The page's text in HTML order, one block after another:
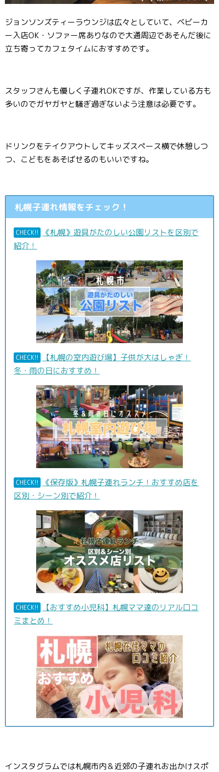
ジョンソンズティーラウンジは広々としていて、ベビーカ
ー入店OK・ソファー席ありなので大通周辺であそんだ後に
立ち寄ってカフェタイムにおすすめです。
スタッフさんも優しく子連れOKですが、作業している方も
多いのでガヤガヤと騒ぎ過ぎないよう注意は必要です。
ドリンクをテイクアウトしてキッズスペース横で休憩しつ
つ、こどもをあそばせるのもいいですね。
札幌子連れ情報をチェック！
CHECK!!
《札幌》遊具がたのしい公園リストを区別で
紹介！
CHECK!!
【札幌の室内遊び場】子供が大はしゃぎ！
冬・雨の日におすすめ！
CHECK!!
《保存版》札幌子連れランチ！おすすめ店を
区別・シーン別で紹介！
CHECK!!
【おすすめ小児科】札幌ママ達のリアル口コ
ミまとめ！
インスタグラムでは札幌市内＆近郊の子連れお出かけスポ